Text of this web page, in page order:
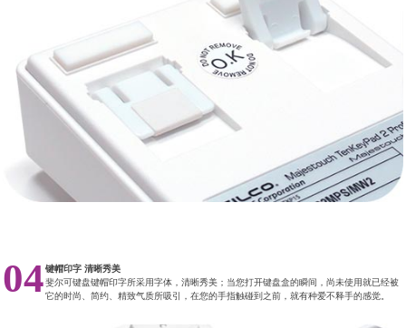
04键帽印字 清晰秀美
斐尔可键盘键帽印字所采用字体，清晰秀美；当您打开键盘盒的瞬间，尚未使用就已经被
它的时尚、简约、精致气质所吸引，在您的手指触碰到之前，就有种爱不释手的感觉。